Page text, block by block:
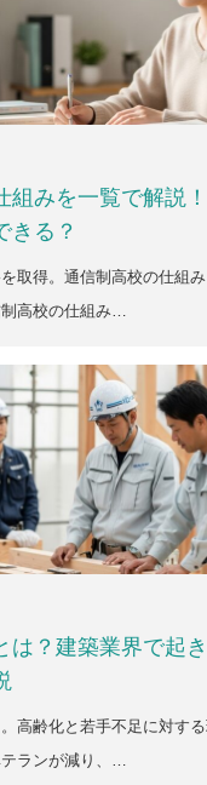
組みを一覧で解説
きる？
取得。通信制高校の仕組
高校の仕組み…
は？建築業界で起
高齢化と若手不足に対す
ランが減り、…